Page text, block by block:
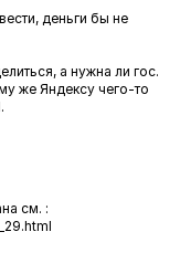
деньги бы не
а нужна ли гос.
же Яндексу чего-то
см. :